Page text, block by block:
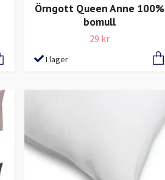
Örngott Queen Anne 100%
bomull
29 kr
I lager